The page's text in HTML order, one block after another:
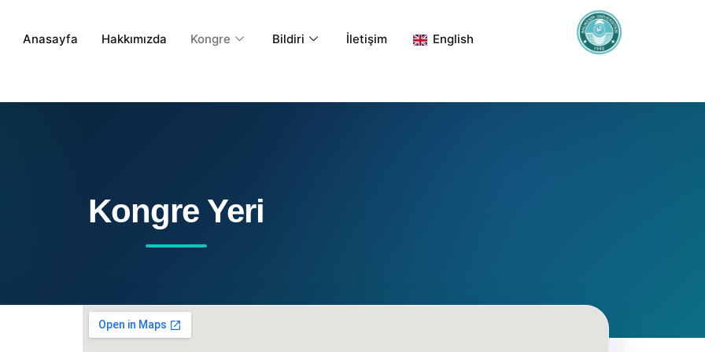
Anasayfa Hakkımızda Kongre Bildiri İletişim English
Kongre Yeri